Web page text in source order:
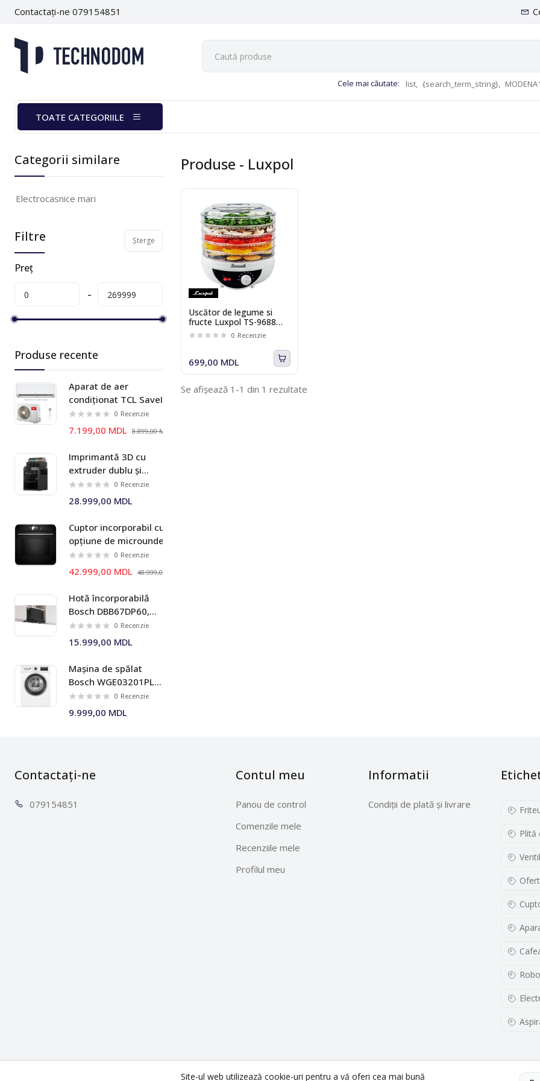
Contactați-ne 079154851
Cele mai căutate: list, {search_term_string},
TOATE CATEGORIILE
Categorii similare
Electrocasnice mari
Filtre Șterge
Preț
Produse recente
Aparat de aer
condiționat TCL SaveIN
TAC-09CHSD/ZG11I
Inverter wi-fi
0 Recenzie
7.199,00 MDL 8.899,00 MDL
Imprimantă 3D cu
extruder dublu și
sistem multi-material
AMS 2 Pro Bambu Lab
0 Recenzie
28.999,00 MDL
Cuptor incorporabil cu
opțiune de microunde
Bosch HMG778NB1 Seria I
8
0 Recenzie
42.999,00 MDL 48.999,00 MDL
Hotă încorporabilă
Bosch DBB67DP60,
699 m³/h, 60 cm,
negru mat, Seria I 6
0 Recenzie
15.999,00 MDL
Mașina de spălat
Bosch WGE03201PL 8
kg 1200 rpm Seria I 4
0 Recenzie
9.999,00 MDL
Produse - Luxpol
Uscător de legume si
fructe Luxpol TS-9688
Borowik
0 Recenzie
699,00 MDL
Se afișează 1-1 din 1 rezultate
Contactați-ne
0791 54851
Contul meu
Panou de control
Comenzile mele
Recenziile mele
Profilul meu
Informatii
Condiții de plată și livrare
Plită
Site-ul web utilizează cookie-uri pentru a vă oferi cea mai bună